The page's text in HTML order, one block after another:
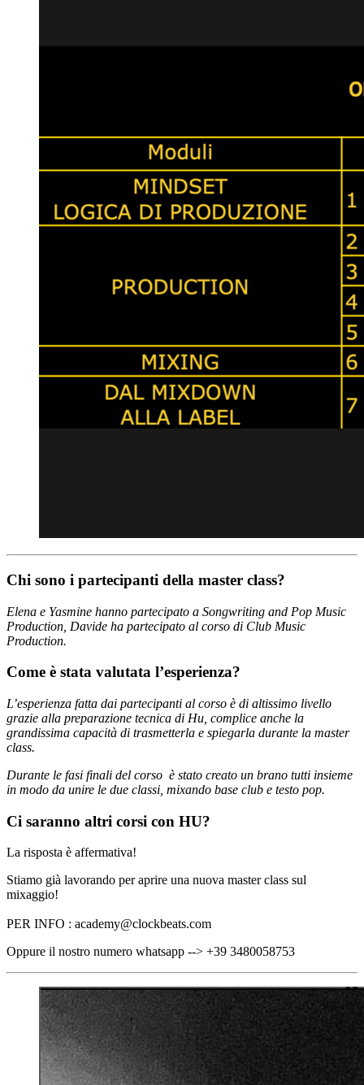
Chi sono i partecipanti della master class?
Elena e Yasmine hanno partecipato a Songwriting and Pop Music
Production, Davide ha partecipato al corso di Club Music
Production.
Come è stata valutata l’esperienza?
L’esperienza fatta dai partecipanti al corso è di altissimo livello
grazie alla preparazione tecnica di Hu, complice anche la
grandissima capacità di trasmetterla e spiegarla durante la master
class.
Durante le fasi finali del corso è stato creato un brano tutti insieme
in modo da unire le due classi, mixando base club e testo pop.
Ci saranno altri corsi con HU?
La risposta è affermativa!
Stiamo già lavorando per aprire una nuova master class sul
mixaggio!
PER INFO : academy@clockbeats.com
Oppure il nostro numero whatsapp --> +39 3480058753